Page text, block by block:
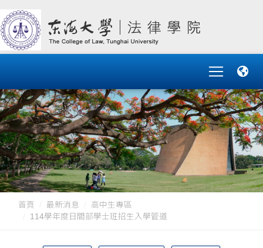
首頁 最新消息
高中生專區
114學年度日間部學士班招生入學管道